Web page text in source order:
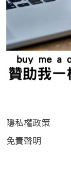
隱私權政策
免責聲明